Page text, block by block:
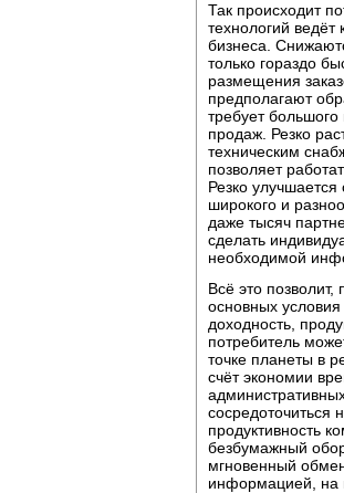
Так происходит
технологий
бизнеса.
только гораздо
размещения
предполагают
требует
продаж. Резко
техническим
позволяет
Резко
широкого и
даже тысяч
сделать
необходимой
Всё это
основных
доходность,
потребитель
точке планеты в
счёт экономии
сосредоточиться
продуктивность
безбумажный
мгновенный
информацией, на